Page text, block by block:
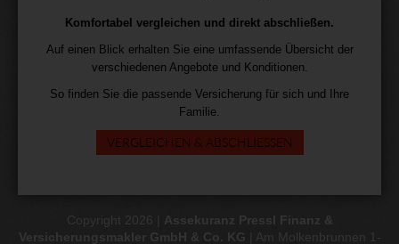
Komfortabel vergleichen und direkt abschließen.
Auf einen Blick erhalten Sie eine umfassende Übersicht der
verschiedenen Angebote und Konditionen.
So finden Sie die passende Versicherung für sich und Ihre
Familie.
VERGLEICHEN & ABSCHLIESSEN
Copyright 2026 | Assekuranz Pressl Finanz &
Versicherungsmakler GmbH & Co. KG | Am Molkenbrunnen 1-